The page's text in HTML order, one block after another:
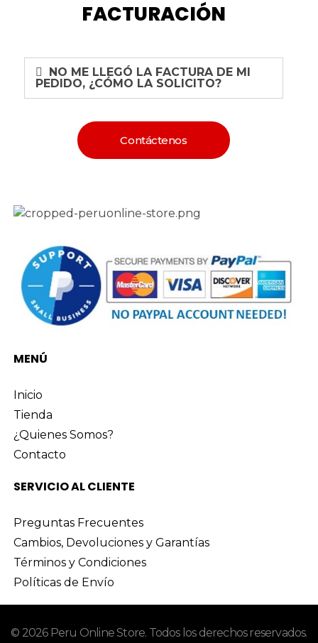
FACTURACIÓN
NO ME LLEGÓ LA FACTURA DE MI
PEDIDO, ¿CÓMO LA SOLICITO?
Contáctenos
MENÚ
Inicio
Tienda
¿Quienes Somos?
Contacto
SERVICIO AL CLIENTE
Preguntas Frecuentes
Cambios, Devoluciones y Garantías
Términos y Condiciones
Políticas de Envío
© 2026 Peru Online Store. Todos los derechos reservados.